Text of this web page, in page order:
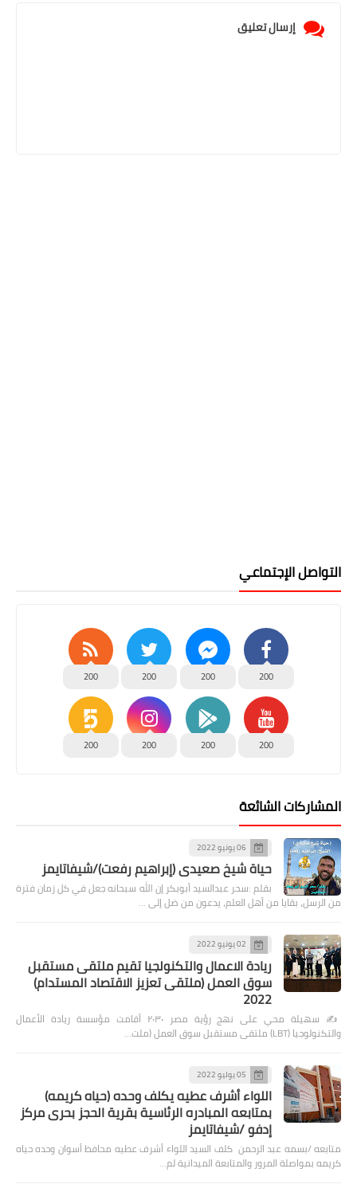
إرسال تعليق
التواصل الإجتماعي
200
200
200
200
200
200
200
200
المشاركات الشائعة
06 يونيو 2022
حياة شيخ صعيدى (إبراهيم رفعت)/شيفاتايمز
بقلم :سحر عبدالسيد أبوبكر إن الله سبحانه جعل في كل زمان فترة
من الرسل، بقايا من أهل العلم، يدعون من ضل إلى …
02 يونيو 2022
ريادة الاعمال والتكنولجيا تقيم ملتقى مستقبل
سوق العمل (ملتقى تعزيز الاقتصاد المستدام)
2022
✍️ سهيلة محي على نهج رؤية مصر ٢٠٣٠ أقامت مؤسسة ريادة الأعمال
والتكنولوجيا (LBT) ملتقى مستقبل سوق العمل (ملت…
05 يوليو 2022
اللواء أشرف عطيه يكلف وحده (حياه كريمه)
بمتابعه المبادره الرئاسية بقرية الحجز بحرى مركز
إدفو /شيفاتايمز
متابعه /بسمه عبد الرحمن كلف السيد اللواء أشرف عطيه محافظ أسوان وحده حياه
كريمه بمواصلة المرور والمتابعة الميدانية لم…